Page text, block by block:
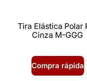
Tira Elástica Polar
Cinza M-GGG
Compra rápida